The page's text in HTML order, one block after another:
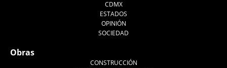
CDMX
ESTADOS
OPINIÓN
SOCIEDAD
Obras
CONSTRUCCIÓN